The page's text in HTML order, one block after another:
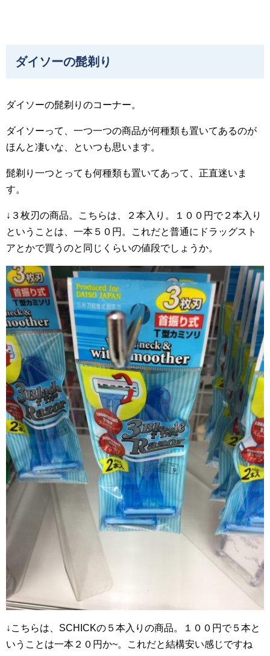
ダイソーの髭剃り
ダイソーの髭剃りのコーナー。
ダイソーって、一つ一つの商品が何種類も置いてあるのが
ほんと凄いな、といつも思います。
髭剃り一つとっても何種類も置いてあって、正直迷いま
す。
↓３枚刃の商品。こちらは、２本入り。１００円で２本入り
ということは、一本５０円。これだと普通にドラッグスト
アとかで買うのと同じくらいの値段でしょうか。
↓こちらは、SCHICKの５本入りの商品。１００円で５本と
いうことは一本２０円か~。これだと結構安い感じですね